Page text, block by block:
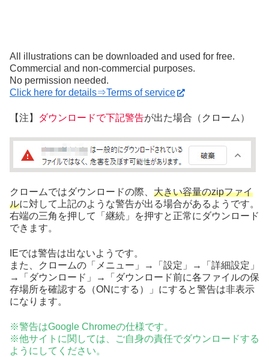
All illustrations can be downloaded and used for free.
Commercial and non-commercial purposes.
No permission needed.
Click here for details⇒Terms of service
【注】 ダウンロードで下記警告が出た場合（クローム）
クロームではダウンロードの際、 大きい容量のzipファイ
ルに対して上記のような警告が出る場合があるようです。
右端の三角を押して「継続」を押すと正常にダウンロード
できます。
IEでは警告は出ないようです。
また、クロームの「メニュー」→「設定」→「詳細設定」
→「ダウンロード」→「ダウンロード前に各ファイルの保
存場所を確認する（ONにする）」にすると警告は非表示
になります。
※警告はGoogle Chromeの仕様です。
※他サイトに関しては、ご自身の責任でダウンロードする
ようにしてください。